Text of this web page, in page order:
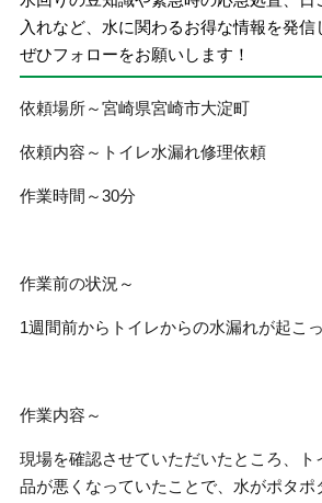
入れなど、水に関わるお得な情報を発信
ぜひフォローをお願いします！
依頼場所～宮崎県宮崎市大淀町
依頼内容～トイレ水漏れ修理依頼
作業時間～30分
作業前の状況～
1週間前からトイレからの水漏れが起こ
作業内容～
現場を確認させていただいたところ、ト
品が悪くなっていたことで、水がポタポ